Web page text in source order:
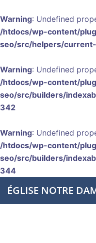
Warning: Undefined
/htdocs/wp-content/
seo/src/helpers/
Warning: Undefined
/htdocs/wp-content/
seo/src/builders/
342
Warning: Undefined
/htdocs/wp-content/
seo/src/builders/
344
Aller
auÉGLISE NOTRE